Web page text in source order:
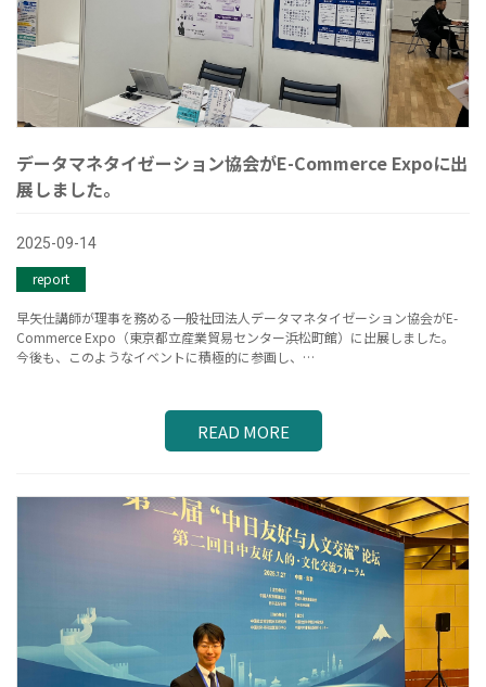
データマネタイゼーション協会がE-Commerce Expoに出
展しました。
2025-09-14
report
早矢仕講師が理事を務める一般社団法人データマネタイゼーション協会がE-
Commerce Expo（東京都立産業貿易センター浜松町館）に出展しました。
今後も、このようなイベントに積極的に参画し、…
READ MORE